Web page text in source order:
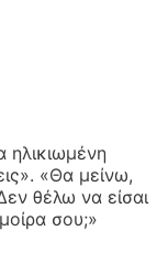
ηλικιωμένη
«Θα μείνω,
θέλω να είσαι
σου;»